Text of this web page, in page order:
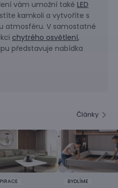
vám umožní také LED
kamkoli a vytvoříte s
atmosféru. V samostatné
chytrého osvětlení,
představuje nabídka
Články
BYDLÍME